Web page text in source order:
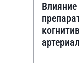
Влияние